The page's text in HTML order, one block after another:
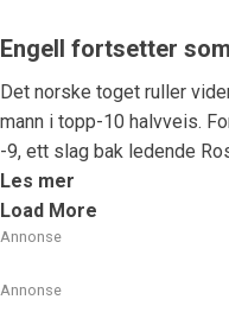
Engell fortsetter
Det norske toget ruller
mann i topp-10 halvveis.
-9, ett slag bak ledende
Les mer
Load More
Annonse
Annonse